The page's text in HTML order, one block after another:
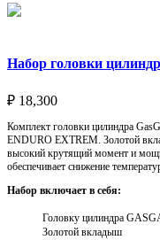
Набор головки
₽ 18,300
Комплект головки цилиндра
ENDURO EXTREM. Золотой
высокий крутящий момент и
обеспечивает снижение
Набор включает в себя:
Головку цилиндра
Золотой вкладыш